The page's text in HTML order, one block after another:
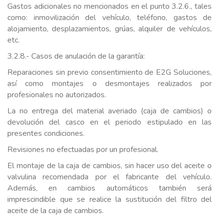
Gastos adicionales no mencionados en el punto 3.2.6., tales
como: inmovilización del vehículo, teléfono, gastos de
alojamiento, desplazamientos, grúas, alquiler de vehículos,
etc.
3.2.8.- Casos de anulación de la garantía:
Reparaciones sin previo consentimiento de E2G Soluciones,
así como montajes o desmontajes realizados por
profesionales no autorizados.
La no entrega del material averiado (caja de cambios) o
devolución del casco en el periodo estipulado en las
presentes condiciones.
Revisiones no efectuadas por un profesional.
El montaje de la caja de cambios, sin hacer uso del aceite o
valvulina recomendada por el fabricante del vehículo.
Además, en cambios automáticos también será
imprescindible que se realice la sustitución del filtro del
aceite de la caja de cambios.